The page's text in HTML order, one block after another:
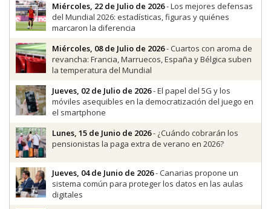
Miércoles, 22 de Julio de 2026- Los mejores defensas
del Mundial 2026: estadísticas, figuras y quiénes
marcaron la diferencia
Miércoles, 08 de Julio de 2026- Cuartos con aroma de
revancha: Francia, Marruecos, España y Bélgica suben
la temperatura del Mundial
Jueves, 02 de Julio de 2026- El papel del 5G y los
móviles asequibles en la democratización del juego en
el smartphone
Lunes, 15 de Junio de 2026- ¿Cuándo cobrarán los
pensionistas la paga extra de verano en 2026?
Jueves, 04 de Junio de 2026- Canarias propone un
sistema común para proteger los datos en las aulas
digitales